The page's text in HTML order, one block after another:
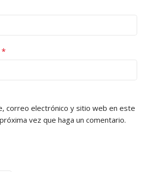
*
correo electrónico y sitio web en este
vez que haga un comentario.